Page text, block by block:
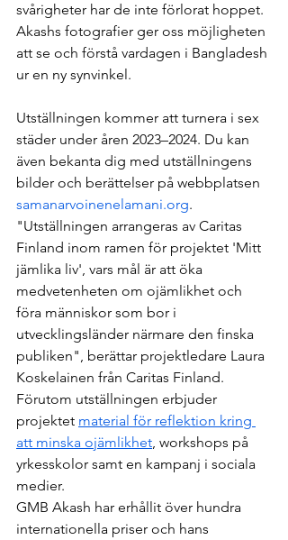
svårigheter har de inte förlorat hoppet.
Akashs fotografier ger oss möjligheten
att se och förstå vardagen i Bangladesh
ur en ny synvinkel.
Utställningen kommer att turnera i sex
städer under åren 2023–2024. Du kan
även bekanta dig med utställningens
bilder och berättelser på webbplatsen
samanarvoinenelamani.org.
"Utställningen arrangeras av Caritas
Finland inom ramen för projektet 'Mitt
jämlika liv', vars mål är att öka
medvetenheten om ojämlikhet och
föra människor som bor i
utvecklingsländer närmare den finska
publiken", berättar projektledare Laura
Koskelainen från Caritas Finland.
Förutom utställningen erbjuder
projektet material för reflektion kring
att minska ojämlikhet, workshops på
yrkesskolor samt en kampanj i sociala
medier.
GMB Akash har erhållit över hundra
internationella priser och hans